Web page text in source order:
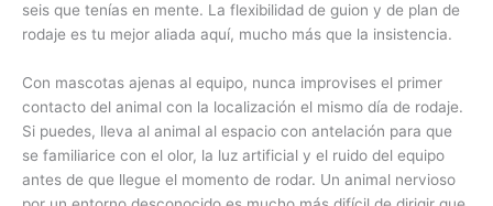
seis que tenías en mente. La flexibilidad de guion y de plan de
rodaje es tu mejor aliada aquí, mucho más que la insistencia.
Con mascotas ajenas al equipo, nunca improvises el primer
contacto del animal con la localización el mismo día de rodaje.
Si puedes, lleva al animal al espacio con antelación para que
se familiarice con el olor, la luz artificial y el ruido del equipo
antes de que llegue el momento de rodar. Un animal nervioso